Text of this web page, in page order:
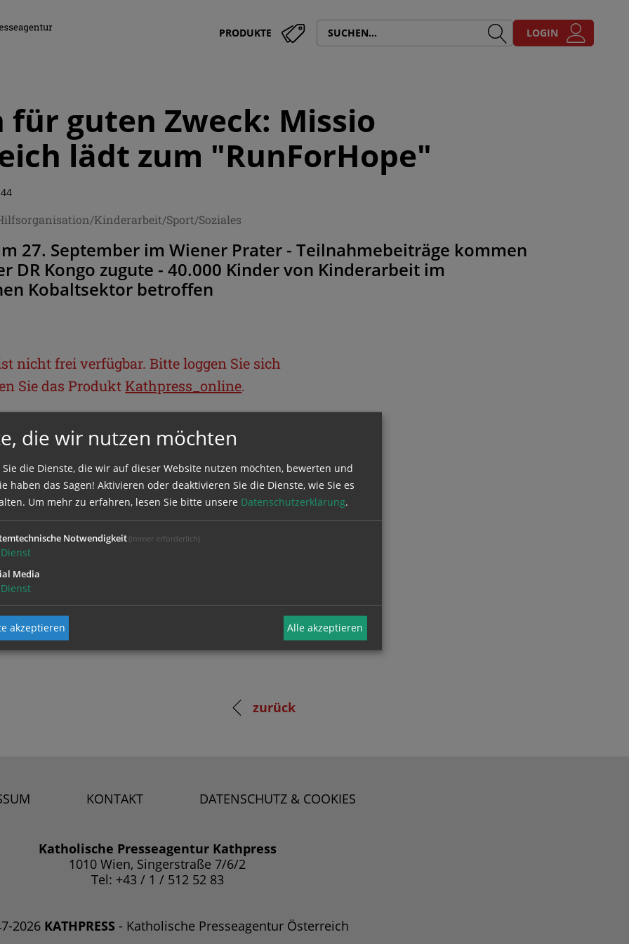
PRODUKTE LOGIN
für guten Zweck: Missio
lädt zum "RunForHope"
Kinderarbeit/Sport/Soziales
27. September im Wiener Prater - Teilnahmebeiträge kommen
DR Kongo zugute - 40.000 Kinder von Kinderarbeit im
Kobaltsektor betroffen
nicht frei verfügbar. Bitte loggen Sie sich
Sie das Produkt Kathpress_online.
sich mit Ihrem Benutzernamen und
zurück
KONTAKT DATENSCHUTZ & COOKIES
Katholische Presseagentur Kathpress
1010 Wien, Singerstraße 7/6/2
Tel: +43 / 1 / 512 52 83
2026 KATHPRESS - Katholische Presseagentur Österreich
die wir nutzen möchten
Sie die Dienste, die wir auf dieser Website nutzen möchten, bewerten und
haben das Sagen! Aktivieren oder deaktivieren Sie die Dienste, wie Sie es
Um mehr zu erfahren, lesen Sie bitte unsere Datenschutzerklärung.
Notwendigkeit (immer erforderlich)
Dienst
Media
Dienst
akzeptieren Alle akzeptieren